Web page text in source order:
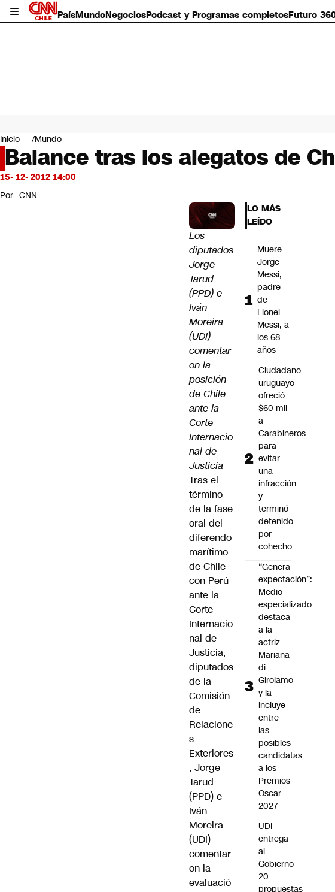
PaísMundoNegociosPodcast y Programas completosFuturo
Mundo
Negocios
Deportes
Programas completos
Servicios
Inicio Mundo
Balance tras los alegatos de
15- 12- 2012 14:00
Por CNN
Los
diputados
Jorge
Tarud
(PPD) e
Iván
Moreira
(UDI)
comentar
on la
posición
de Chile
ante la
Corte
Internacio
nal de
Justicia
Tras el
término
de la fase
oral del
diferendo
marítimo
de Chile
con Perú
ante la
Corte
Internacio
nal de
Justicia,
diputados
de la
Comisión
de
Relacione
s
Exteriores
, Jorge
Tarud
(PPD) e
Iván
Moreira
(UDI)
comentar
on la
evaluació
LO MÁS
LEÍDO
Muere
Jorge
Messi,
padre
de
Lionel
Messi, a
los 68
años
Ciudadano
uruguayo
ofreció
$60 mil
a
Carabineros
para
evitar
una
infracción
y
terminó
detenido
por
cohecho
“Genera
expectación”:
Medio
especializado
destaca
a la
actriz
Mariana
di
Girolamo
y la
incluye
entre
las
posibles
candidatas
a los
Premios
Oscar
2027
UDI
entrega
al
Gobierno
20
propuestas